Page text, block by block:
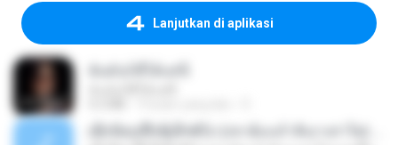
Lanjutkan di aplikasi